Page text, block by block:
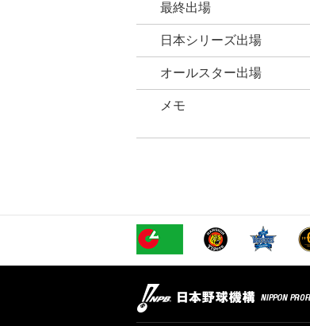
最終出場
日本シリーズ出場
オールスター出場
メモ